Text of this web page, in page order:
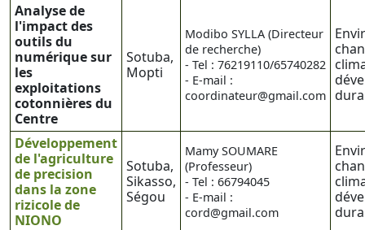
Analyse de
l'impact des
outils du
numérique sur
les
exploitations
cotonnières du
Centre
Sotuba,
Mopti
Modibo SYLLA (Directeur
de recherche)
- Tel : 76219110/65740282
- E-mail :
coordinateur@gmail.com
Développement
de l'agriculture
de precision
dans la zone
rizicole de
NIONO
Sotuba,
Sikasso,
Ségou
Mamy SOUMARE
(Professeur)
- Tel : 66794045
- E-mail :
cord@gmail.com